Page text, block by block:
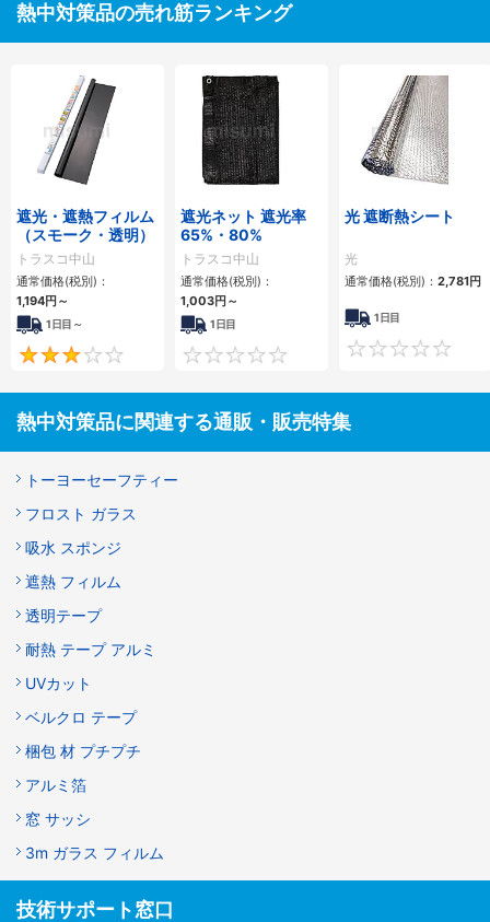
熱中対策品の売れ筋ランキング
遮光・遮熱フィルム
（スモーク・透明）
トラスコ中山
通常価格(税別)：
1,194円 ～
1日目～
3
遮光ネット 遮光率
65%・80%
トラスコ中山
通常価格(税別)：
1,003円 ～
1日目
0
光 遮断熱シート
光
通常価格(税別)： 2,781円
1日目
熱中対策品に関連する通販・販売特集
トーヨーセーフティー
フロスト ガラス
吸水 スポンジ
遮熱 フィルム
透明テープ
耐熱 テープ アルミ
UVカット
ベルクロ テープ
梱包 材 プチプチ
アルミ箔
窓 サッシ
3m ガラス フィルム
技術サポート窓口